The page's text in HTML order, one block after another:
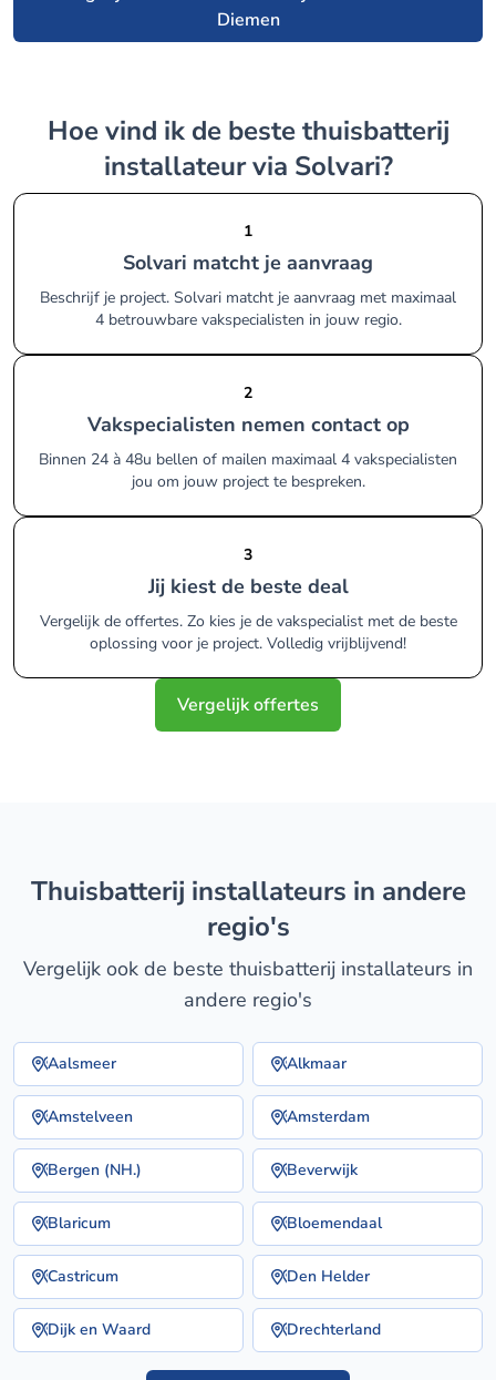
Diemen
Hoe vind ik de beste thuisbatterij
installateur via Solvari?
1
Solvari matcht je aanvraag
Beschrijf je project. Solvari matcht je aanvraag met maximaal
4 betrouwbare vakspecialisten in jouw regio.
2
Vakspecialisten nemen contact op
Binnen 24 à 48u bellen of mailen maximaal 4 vakspecialisten
jou om jouw project te bespreken.
3
Jij kiest de beste deal
Vergelijk de offertes. Zo kies je de vakspecialist met de beste
oplossing voor je project. Volledig vrijblijvend!
Vergelijk offertes
thuisbatterij installateurs in andere
regio's
Vergelijk ook de beste thuisbatterij installateurs in
andere regio's
Aalsmeer Alkmaar
Amstelveen Amsterdam
Bergen (NH.) Beverwijk
Blaricum Bloemendaal
Castricum Den Helder
Dijk en Waard Drechterland